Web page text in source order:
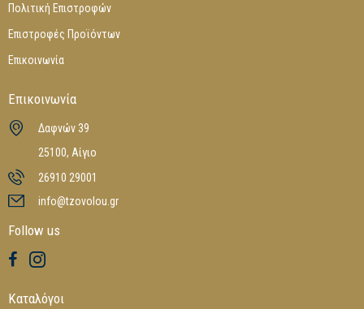
Πολιτική Επιστροφών
Επιστροφές Προϊόντων
Επικοινωνία
Επικοινωνία
Δαφνών 39
25100, Αίγιο
26910 29001
info@tzovolou.gr
Follow us
Καταλόγοι